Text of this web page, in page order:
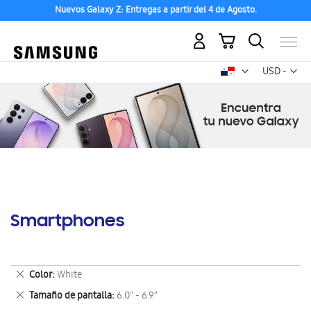
Nuevos Galaxy Z: Entregas a partir del 4 de Agosto.
USD -
dólar
Mi carrito
Smartphones
Color White
Eliminar
este
artículo
Tamaño de pantalla 6.0" - 6.9"
Eliminar